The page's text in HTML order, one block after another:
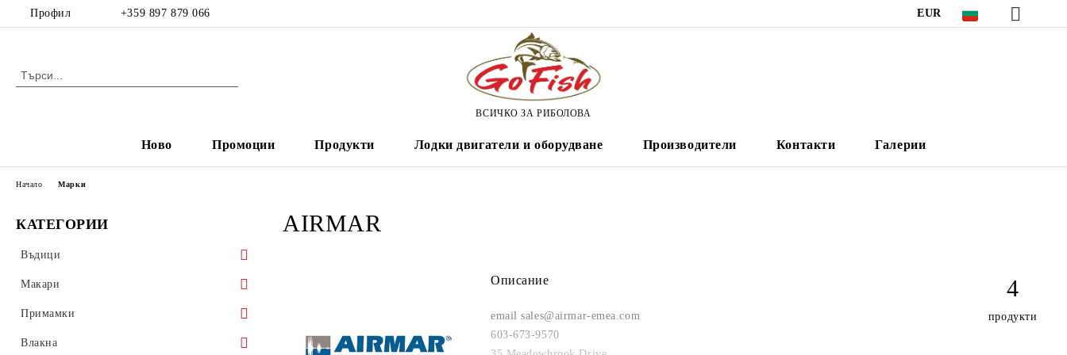
Профил +359 897 879 066 EUR
ВСИЧКО ЗА РИБОЛОВА
Ново Промоции Продукти Лодки двигатели и оборудване Производители Контакти Галерии
КАТЕГОРИИ
Въдици
Спининг
Кастинг
Фидер
Макари
Макари с преден аванс
Макари със заден аванс
Примамки
Воблери
Влакна
Начало Марки
AIRMAR
Описание
email sales@airmar-emea.com
603-673-9570
4
продукти